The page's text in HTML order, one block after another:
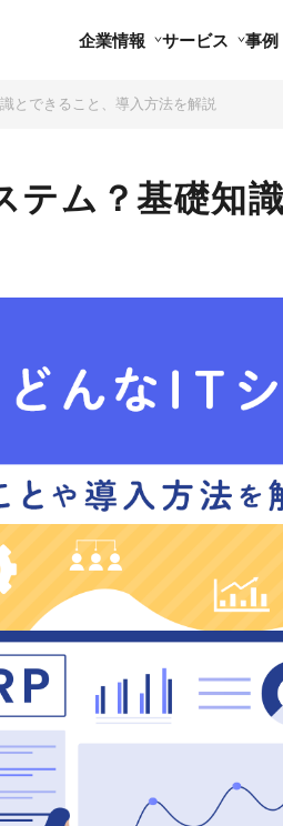
企業情報 サービス 事例
とできること、導入方法を解説
テム？基礎知